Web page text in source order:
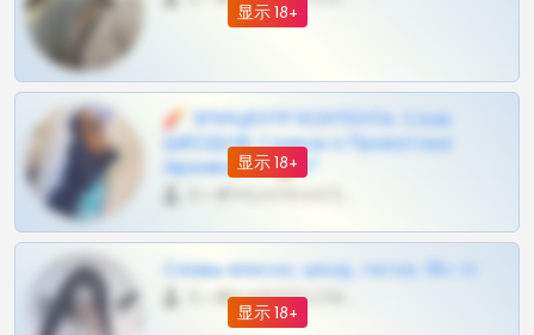
显示 18+
显示 18+
🧨 ЭПИЦЕНТР КОНТЕНТА: Слив
ШКОДОВ Сливов и Приватных
Архивов ТГ 🔞💎
显示 18+
Сливы вписок, шкод, теток, 18+ тг